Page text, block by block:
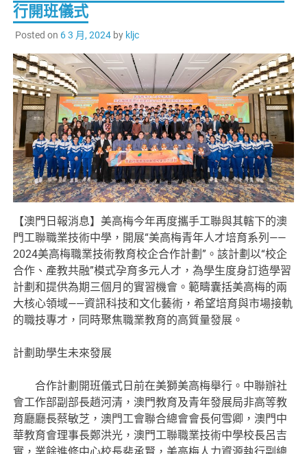
行開班儀式
Posted on 6 3 月, 2024by kljc
【澳門日報消息】美高梅今年再度攜手工聯與其轄下的澳
門工聯職業技術中學，開展“美高梅青年人才培育系列——
2024美高梅職業技術教育校企合作計劃”。該計劃以“校企
合作、產教共融”模式孕育多元人才，為學生度身訂造學習
計劃和提供為期三個月的實習機會。範疇囊括美高梅的兩
大核心領域——資訊科技和文化藝術，希望培育與市場接軌
的職技專才，同時聚焦職業教育的高質量發展。
計劃助學生未來發展
合作計劃開班儀式日前在美獅美高梅舉行。中聯辦社
會工作部副部長趙河清，澳門教育及青年發展局非高等教
育廳廳長蔡敏芝，澳門工會聯合總會會長何雪卿，澳門中
華教育會理事長鄭洪光，澳門工聯職業技術中學校長呂吉